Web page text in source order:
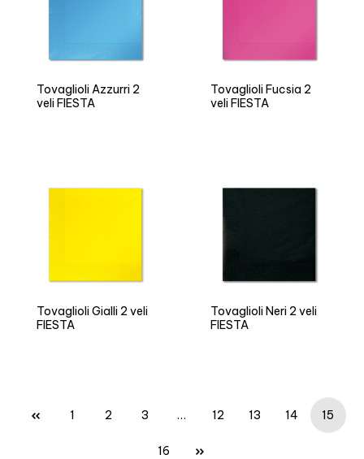
Tovaglioli Azzurri 2
veli FIESTA
Tovaglioli Fucsia 2
veli FIESTA
Tovaglioli Gialli 2 veli
FIESTA
Tovaglioli Neri 2 veli
FIESTA
1 2 3 … 12 13 14 15
16